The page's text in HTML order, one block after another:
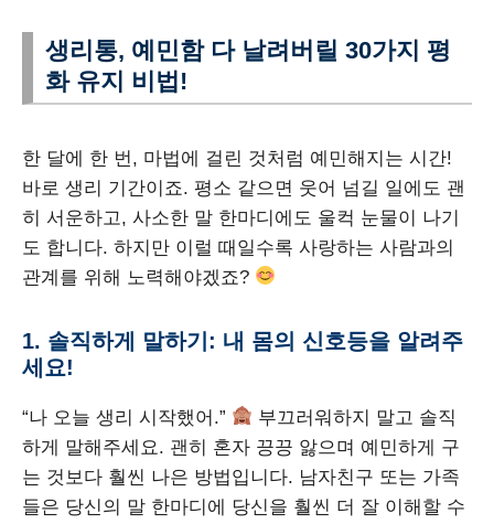
생리통, 예민함 다 날려버릴 30가지 평
화 유지 비법!
한 달에 한 번, 마법에 걸린 것처럼 예민해지는 시간!
바로 생리 기간이죠. 평소 같으면 웃어 넘길 일에도 괜
히 서운하고, 사소한 말 한마디에도 울컥 눈물이 나기
도 합니다. 하지만 이럴 때일수록 사랑하는 사람과의
관계를 위해 노력해야겠죠?
1. 솔직하게 말하기: 내 몸의 신호등을 알려주
세요!
“나 오늘 생리 시작했어.”
부끄러워하지 말고 솔직
하게 말해주세요. 괜히 혼자 끙끙 앓으며 예민하게 구
는 것보다 훨씬 나은 방법입니다. 남자친구 또는 가족
들은 당신의 말 한마디에 당신을 훨씬 더 잘 이해할 수